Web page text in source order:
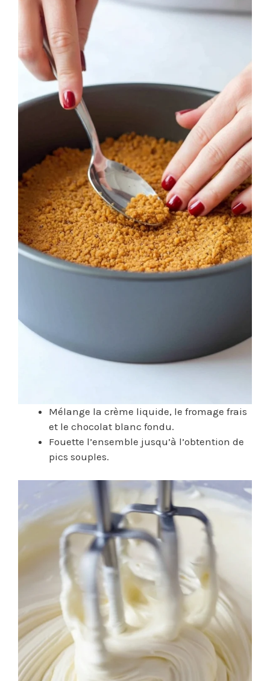
Mélange la crème liquide, le fromage frais
et le chocolat blanc fondu.
Fouette l’ensemble jusqu’à l’obtention de
pics souples.